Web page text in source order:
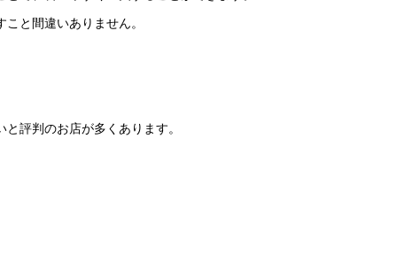
と間違いありません。
評判のお店が多くあります。